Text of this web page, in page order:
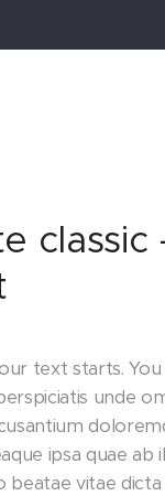
classic
text starts.
unde
ipsa quae
beatae vitae